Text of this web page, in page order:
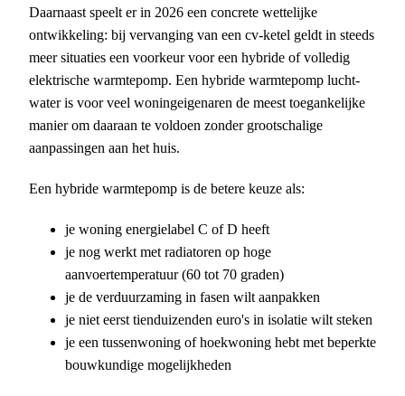
Daarnaast speelt er in 2026 een concrete wettelijke
ontwikkeling: bij vervanging van een cv-ketel geldt in steeds
meer situaties een voorkeur voor een hybride of volledig
elektrische warmtepomp. Een hybride warmtepomp lucht-
water is voor veel woningeigenaren de meest toegankelijke
manier om daaraan te voldoen zonder grootschalige
aanpassingen aan het huis.
Een hybride warmtepomp is de betere keuze als:
je woning energielabel C of D heeft
je nog werkt met radiatoren op hoge
aanvoertemperatuur (60 tot 70 graden)
je de verduurzaming in fasen wilt aanpakken
je niet eerst tienduizenden euro's in isolatie wilt steken
je een tussenwoning of hoekwoning hebt met beperkte
bouwkundige mogelijkheden